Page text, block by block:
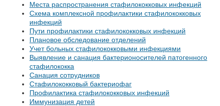
Места распространения стафилококковых инфекций
Схема комплексной профилактики стафилококковых
инфекций
Пути профилактики стафилококковых инфекций
Плановое обследование отделений
Учет больных стафилококковыми инфекциями
Выявление и санация бактерионосителей патогенного
стафилококка
Санация сотрудников
Стафилококковый бактериофаг
Профилактика стафилококковых инфекций
Иммунизация детей